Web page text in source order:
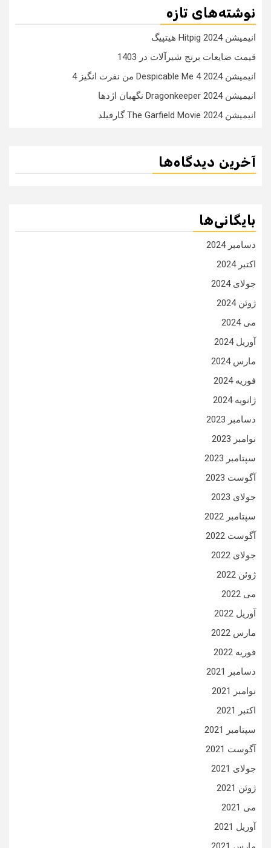
نوشته‌های تازه
انیمیشن Hitpig 2024 هیتپیگ
قیمت ضایعات برنج شیرآلات در 1403
انیمیشن Despicable Me 4 2024 من نفرت انگیز 4
انیمیشن Dragonkeeper 2024 نگهبان اژدها
انیمیشن The Garfield Movie 2024 گارفیلد
آخرین دیدگاه‌ها
بایگانی‌ها
دسامبر 2024
اکتبر 2024
جولای 2024
ژوئن 2024
می 2024
آوریل 2024
مارس 2024
فوریه 2024
ژانویه 2024
دسامبر 2023
نوامبر 2023
سپتامبر 2023
آگوست 2023
جولای 2023
سپتامبر 2022
آگوست 2022
جولای 2022
ژوئن 2022
می 2022
آوریل 2022
مارس 2022
فوریه 2022
دسامبر 2021
نوامبر 2021
اکتبر 2021
سپتامبر 2021
آگوست 2021
جولای 2021
ژوئن 2021
می 2021
آوریل 2021